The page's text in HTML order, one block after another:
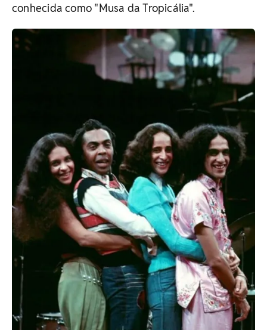
conhecida como "Musa da Tropicália".